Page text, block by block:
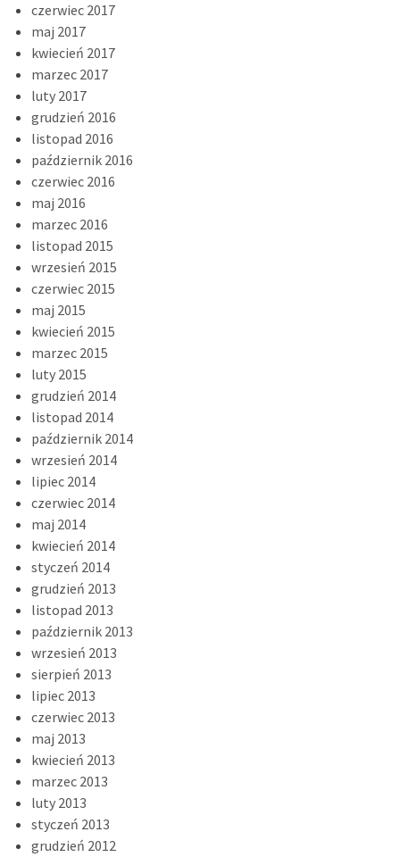
czerwiec 2017
maj 2017
kwiecień 2017
marzec 2017
luty 2017
grudzień 2016
listopad 2016
październik 2016
czerwiec 2016
maj 2016
marzec 2016
listopad 2015
wrzesień 2015
czerwiec 2015
maj 2015
kwiecień 2015
marzec 2015
luty 2015
grudzień 2014
listopad 2014
październik 2014
wrzesień 2014
lipiec 2014
czerwiec 2014
maj 2014
kwiecień 2014
styczeń 2014
grudzień 2013
listopad 2013
październik 2013
wrzesień 2013
sierpień 2013
lipiec 2013
czerwiec 2013
maj 2013
kwiecień 2013
marzec 2013
luty 2013
styczeń 2013
grudzień 2012